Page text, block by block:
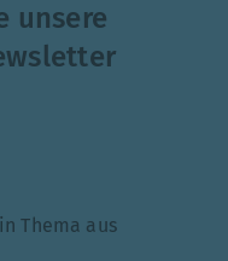
unsere
Thema aus